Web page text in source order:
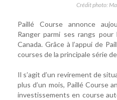
Crédit photo:
Paillé Course annonce
Ranger parmi ses rangs
Canada. Grâce à l’appui de
courses de la principale série
Il s’agit d’un revirement de
plus d’un mois, Paillé Course
investissements en course